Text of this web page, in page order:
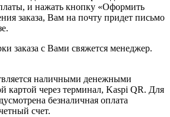
и нажать кнопку «Оформить
заказа, Вам на почту придет письмо
заказа с Вами свяжется менеджер.
наличными денежными
картой через терминал, Kaspi QR. Для
безналичная оплата
счет.